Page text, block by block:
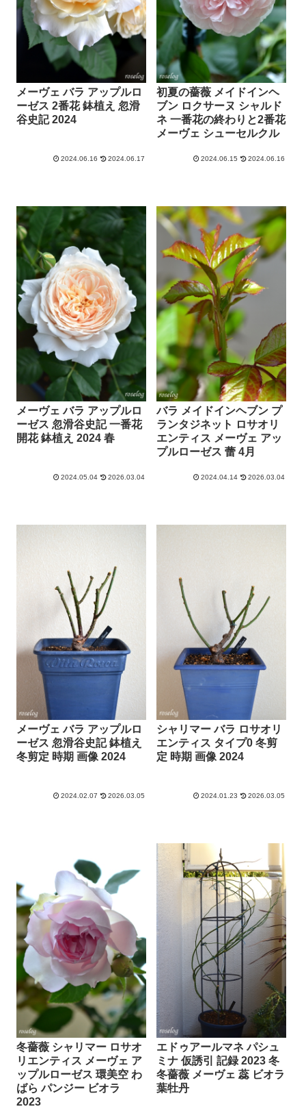
メーヴェ バラ アップルロ
ーゼス 2番花 鉢植え 忽滑
谷史記 2024
2024.06.16 2024.06.17
初夏の薔薇 メイドインヘ
ブン ロクサーヌ シャルド
ネ 一番花の終わりと2番花
メーヴェ シューセルクル
2024.06.15 2024.06.16
メーヴェ バラ アップルロ
ーゼス 忽滑谷史記 一番花
開花 鉢植え 2024 春
2024.05.04 2026.03.04
バラ メイドインヘブン プ
ランタジネット ロサオリ
エンティス メーヴェ アッ
プルローゼス 蕾 4月
2024.04.14 2026.03.04
メーヴェ バラ アップルロ
ーゼス 忽滑谷史記 鉢植え
冬剪定 時期 画像 2024
2024.02.07 2026.03.05
シャリマー バラ ロサオリ
エンティス タイプ0 冬剪
定 時期 画像 2024
2024.01.23 2026.03.05
冬薔薇 シャリマー ロサオ
リエンティス メーヴェ ア
ップルローゼス 環美空 わ
ばら パンジー ビオラ
2023
エドゥアールマネ パシュ
ミナ 仮誘引 記録 2023 冬
冬薔薇 メーヴェ 蕊 ビオラ
葉牡丹